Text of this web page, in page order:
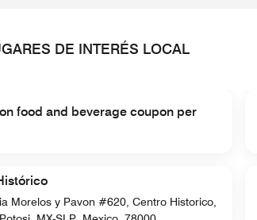
DE INTERÉS LOCAL
food and beverage coupon per
Morelos y Pavon #620, Centro Historico,